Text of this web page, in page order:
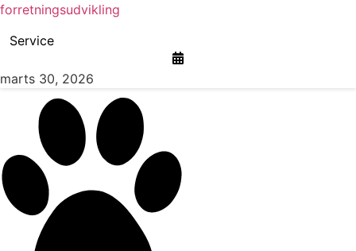
forretningsudvikling
Service
marts 30, 2026